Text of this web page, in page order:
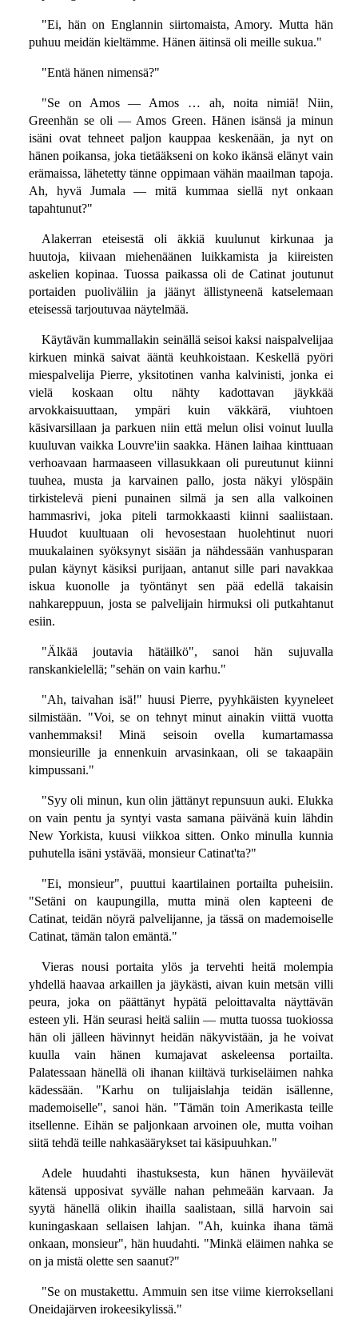
"Ei, hän on Englannin siirtomaista, Amory. Mutta hän
puhuu meidän kieltämme. Hänen äitinsä oli meille sukua."
"Entä hänen nimensä?"
"Se on Amos — Amos … ah, noita nimiä! Niin,
Greenhän se oli — Amos Green. Hänen isänsä ja minun
isäni ovat tehneet paljon kauppaa keskenään, ja nyt on
hänen poikansa, joka tietääkseni on koko ikänsä elänyt vain
erämaissa, lähetetty tänne oppimaan vähän maailman tapoja.
Ah, hyvä Jumala — mitä kummaa siellä nyt onkaan
tapahtunut?"
Alakerran eteisestä oli äkkiä kuulunut kirkunaa ja
huutoja, kiivaan miehenäänen luikkamista ja kiireisten
askelien kopinaa. Tuossa paikassa oli de Catinat joutunut
portaiden puoliväliin ja jäänyt ällistyneenä katselemaan
eteisessä tarjoutuvaa näytelmää.
Käytävän kummallakin seinällä seisoi kaksi naispalvelijaa
kirkuen minkä saivat ääntä keuhkoistaan. Keskellä pyöri
miespalvelija Pierre, yksitotinen vanha kalvinisti, jonka ei
vielä koskaan oltu nähty kadottavan jäykkää
arvokkaisuuttaan, ympäri kuin väkkärä, viuhtoen
käsivarsillaan ja parkuen niin että melun olisi voinut luulla
kuuluvan vaikka Louvre'iin saakka. Hänen laihaa kinttuaan
verhoavaan harmaaseen villasukkaan oli pureutunut kiinni
tuuhea, musta ja karvainen pallo, josta näkyi ylöspäin
tirkistelevä pieni punainen silmä ja sen alla valkoinen
hammasrivi, joka piteli tarmokkaasti kiinni saaliistaan.
Huudot kuultuaan oli hevosestaan huolehtinut nuori
muukalainen syöksynyt sisään ja nähdessään vanhusparan
pulan käynyt käsiksi purijaan, antanut sille pari navakkaa
iskua kuonolle ja työntänyt sen pää edellä takaisin
nahkareppuun, josta se palvelijain hirmuksi oli putkahtanut
esiin.
"Älkää joutavia hätäilkö", sanoi hän sujuvalla
ranskankielellä; "sehän on vain karhu."
"Ah, taivahan isä!" huusi Pierre, pyyhkäisten kyyneleet
silmistään. "Voi, se on tehnyt minut ainakin viittä vuotta
vanhemmaksi! Minä seisoin ovella kumartamassa
monsieurille ja ennenkuin arvasinkaan, oli se takaapäin
kimpussani."
"Syy oli minun, kun olin jättänyt repunsuun auki. Elukka
on vain pentu ja syntyi vasta samana päivänä kuin lähdin
New Yorkista, kuusi viikkoa sitten. Onko minulla kunnia
puhutella isäni ystävää, monsieur Catinat'ta?"
"Ei, monsieur", puuttui kaartilainen portailta puheisiin.
"Setäni on kaupungilla, mutta minä olen kapteeni de
Catinat, teidän nöyrä palvelijanne, ja tässä on mademoiselle
Catinat, tämän talon emäntä."
Vieras nousi portaita ylös ja tervehti heitä molempia
yhdellä haavaa arkaillen ja jäykästi, aivan kuin metsän villi
peura, joka on päättänyt hypätä peloittavalta näyttävän
esteen yli. Hän seurasi heitä saliin — mutta tuossa tuokiossa
hän oli jälleen hävinnyt heidän näkyvistään, ja he voivat
kuulla vain hänen kumajavat askeleensa portailta.
Palatessaan hänellä oli ihanan kiiltävä turkiseläimen nahka
kädessään. "Karhu on tulijaislahja teidän isällenne,
mademoiselle", sanoi hän. "Tämän toin Amerikasta teille
itsellenne. Eihän se paljonkaan arvoinen ole, mutta voihan
siitä tehdä teille nahkasäärykset tai käsipuuhkan."
Adele huudahti ihastuksesta, kun hänen hyväilevät
kätensä upposivat syvälle nahan pehmeään karvaan. Ja
syytä hänellä olikin ihailla saalistaan, sillä harvoin sai
kuningaskaan sellaisen lahjan. "Ah, kuinka ihana tämä
onkaan, monsieur", hän huudahti. "Minkä eläimen nahka se
on ja mistä olette sen saanut?"
"Se on mustakettu. Ammuin sen itse viime kierroksellani
Oneidajärven irokeesikylissä."